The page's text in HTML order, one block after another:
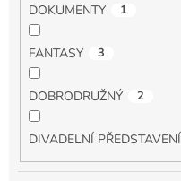
DOKUMENTY 1
FANTASY 3
DOBRODRUŽNÝ 2
DIVADELNÍ PŘEDSTAVENÍ